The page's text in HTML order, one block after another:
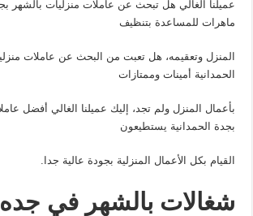
عميلنا الغالي هل تبحث عن عاملات منزليات بالشهر
ماهرات للمساعدة بتنظيف
المنزل وتعقيمه، هل تعبت من البحث عن عاملات
الحمدانية أمينات وممتازات
بأعمال المنزل ولم تجد، إليك عميلنا الغالي أفضل
بجدة الحمدانية يستطيعون
القيام بكل الأعمال المنزلية بجودة عالية جدا.
شغالات بالشهر في جده